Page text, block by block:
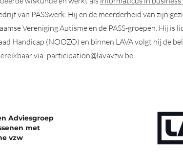
van PASSwerk. Hij en de meerderheid van zijn
Vereniging Autisme en de PASS-groepen. Hij
Handicap (NOOZO) en binnen LAVA volgt hij de
via: participation@lavavzw.be
Adviesgroep
met
vzw